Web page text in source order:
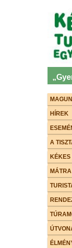
HÍREK
A
KÉKES